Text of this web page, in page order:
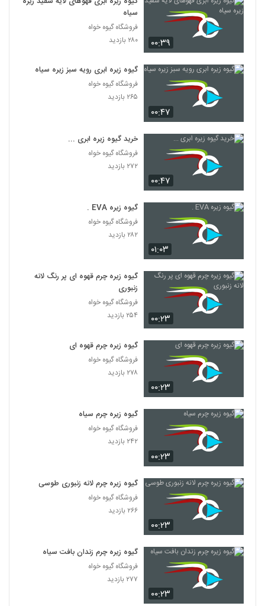
۰۰:۳۹
سیاه
فروشگاه گیوه خواه
۲۸۰ بازدید
۰۰:۴۷
گیوه زیره ابری رویه سبز زیره سیاه
فروشگاه گیوه خواه
۲۶۵ بازدید
۰۰:۴۷
خرید گیوه زیره ابری ...
فروشگاه گیوه خواه
۲۷۲ بازدید
۰۱:۰۳
گیوه زیره EVA .
فروشگاه گیوه خواه
۲۸۲ بازدید
۰۰:۲۳
گیوه زیره چرم قهوه ای پر رنگ لانه
زنبوری
فروشگاه گیوه خواه
۲۵۴ بازدید
۰۰:۲۳
گیوه زیره چرم قهوه ای
فروشگاه گیوه خواه
۲۷۸ بازدید
۰۰:۲۳
گیوه زیره چرم سیاه
فروشگاه گیوه خواه
۲۴۲ بازدید
۰۰:۲۳
گیوه زیره چرم لانه زنبوری طوسی
فروشگاه گیوه خواه
۲۶۶ بازدید
۰۰:۲۳
گیوه زیره چرم زندان بافت سیاه
فروشگاه گیوه خواه
۲۷۷ بازدید